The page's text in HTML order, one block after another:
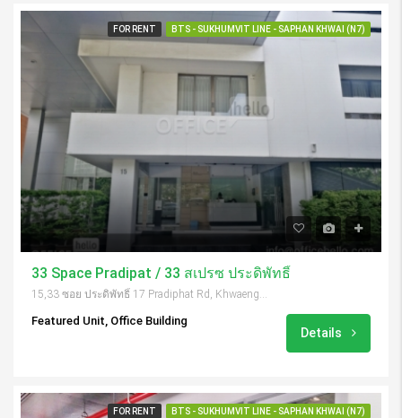
FOR RENT BTS - SUKHUMVIT LINE - SAPHAN KHWAI (N7)
33 Space Pradipat / 33 สเปรซ ประดิพัทธิ์
15,33 ซอย ประดิพัทธิ์ 17 Pradiphat Rd, Khwaeng Samsen Nai, Khet Phaya Thai, Krung Thep Maha Nakhon 10400, Thailand
Featured Unit, Office Building
Details
FOR RENT BTS - SUKHUMVIT LINE - SAPHAN KHWAI (N7)